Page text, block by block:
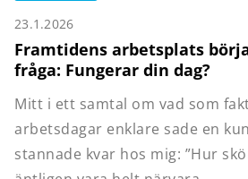
23.1.2026
Framtidens arbetsplats
fråga: Fungerar din dag?
Mitt i ett samtal om vad som
arbetsdagar enklare sade en
stannade kvar hos mig: ”Hur